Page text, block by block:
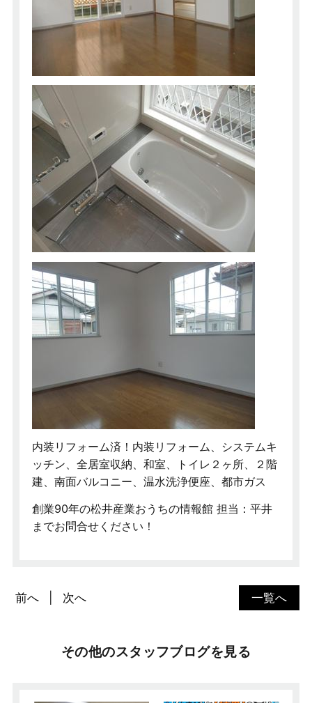
内装リフォーム済！内装リフォーム、システムキ
ッチン、全居室収納、和室、トイレ２ヶ所、２階
建、南面バルコニー、温水洗浄便座、都市ガス
創業90年の松井産業おうちの情報館 担当：平井
までお問合せください！
一覧へ
前へ 次へ
その他のスタッフブログを見る